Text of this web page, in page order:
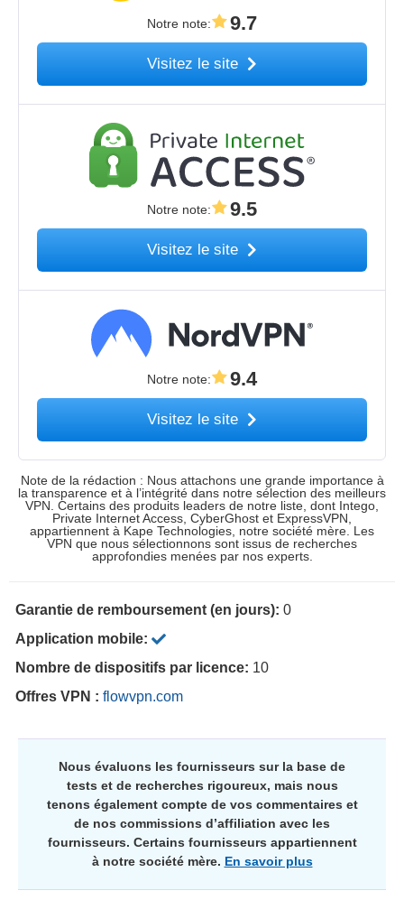
Notre note: 9.7
Visitez le site
Notre note: 9.5
Visitez le site
Notre note: 9.4
Visitez le site
Note de la rédaction : Nous attachons une grande importance à
la transparence et à l’intégrité dans notre sélection des meilleurs
VPN. Certains des produits leaders de notre liste, dont Intego,
Private Internet Access, CyberGhost et ExpressVPN,
appartiennent à Kape Technologies, notre société mère. Les
VPN que nous sélectionnons sont issus de recherches
approfondies menées par nos experts.
Garantie de remboursement (en jours): 0
Application mobile:
Nombre de dispositifs par licence: 10
Offres VPN : flowvpn.com
Nous évaluons les fournisseurs sur la base de
tests et de recherches rigoureux, mais nous
tenons également compte de vos commentaires et
de nos commissions d’affiliation avec les
fournisseurs. Certains fournisseurs appartiennent
à notre société mère. En savoir plus